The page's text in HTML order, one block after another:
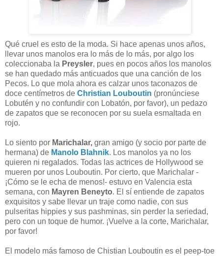
Qué cruel es esto de la moda. Si hace apenas unos años,
llevar unos manolos era lo más de lo más, por algo los
coleccionaba la Preysler, pues en pocos años los manolos
se han quedado más anticuados que una canción de los
Pecos. Lo que mola ahora es calzar unos taconazos de
doce centímetros de Christian Louboutin (pronúnciese
Lobutén y no confundir con Lobatón, por favor), un pedazo
de zapatos que se reconocen por su suela esmaltada en
rojo.
Lo siento por Marichalar, gran amigo (y socio por parte de
hermana) de Manolo Blahnik. Los manolos ya no los
quieren ni regalados. Todas las actrices de Hollywood se
mueren por unos Louboutin. Por cierto, que Marichalar -
¡Cómo se le echa de menos!- estuvo en Valencia esta
semana, con Mayren Beneyto. El sí entiende de zapatos
exquisitos y sabe llevar un traje como nadie, con sus
pulseritas hippies y sus pashminas, sin perder la seriedad,
pero con un toque de humor. ¡Vuelve a la corte, Marichalar,
por favor!
El modelo más famoso de Chistian Louboutin es el peep-toe